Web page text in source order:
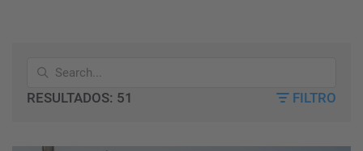
RESULTADOS: 51 FILTRO